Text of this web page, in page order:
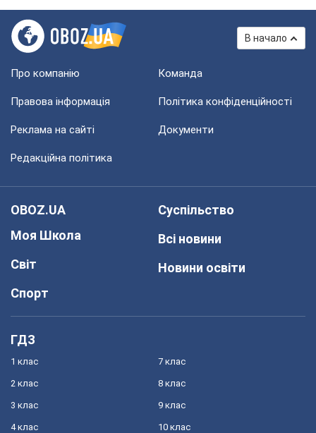
В начало
Про компанію Команда
Правова інформація Політика конфіденційності
Реклама на сайті Документи
Редакційна політика
OBOZ.UA
Моя Школа
Світ
Спорт
Суспільство
Всі новини
Новини освіти
ГДЗ
1 клас
2 клас
3 клас
4 клас
7 клас
8 клас
9 клас
10 клас